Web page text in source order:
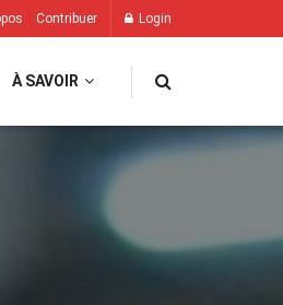
Contribuer Login
À SAVOIR